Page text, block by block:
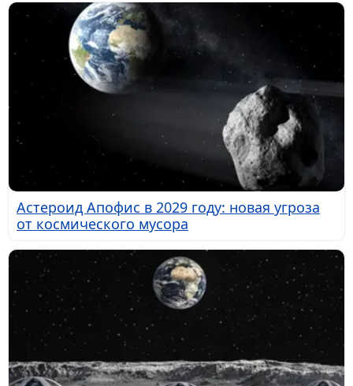
Астероид Апофис в 2029 году: новая угроза
от космического мусора